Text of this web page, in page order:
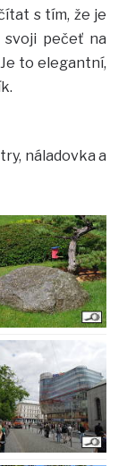
s tím, že je
pečeť na
to elegantní,
náladovka a